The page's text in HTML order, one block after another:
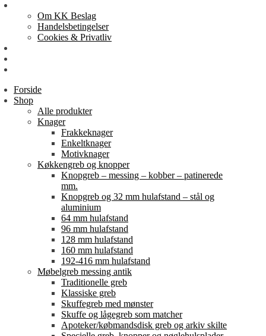
Om KK Beslag
Handelsbetingelser
Cookies & Privatliv
Forside
Shop
Alle produkter
Knager
Frakkeknager
Enkeltknager
Motivknager
Køkkengreb og knopper
Knopgreb – messing – kobber – patinerede
mm.
Knopgreb og 32 mm hulafstand – stål og
aluminium
64 mm hulafstand
96 mm hulafstand
128 mm hulafstand
160 mm hulafstand
192-416 mm hulafstand
Møbelgreb messing antik
Traditionelle greb
Klassiske greb
Skuffegreb med mønster
Skuffe og lågegreb som matcher
Apoteker/købmandsdisk greb og arkiv skilte